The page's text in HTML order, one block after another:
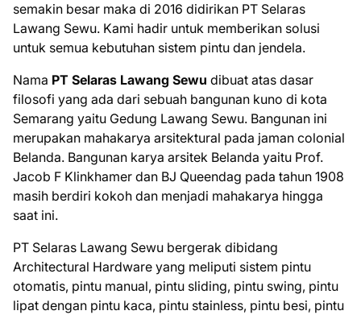
semakin besar maka di 2016 didirikan PT Selaras
Lawang Sewu. Kami hadir untuk memberikan solusi
untuk semua kebutuhan sistem pintu dan jendela.
Nama PT Selaras Lawang Sewu dibuat atas dasar
filosofi yang ada dari sebuah bangunan kuno di kota
Semarang yaitu Gedung Lawang Sewu. Bangunan ini
merupakan mahakarya arsitektural pada jaman colonial
Belanda. Bangunan karya arsitek Belanda yaitu Prof.
Jacob F Klinkhamer dan BJ Queendag pada tahun 1908
masih berdiri kokoh dan menjadi mahakarya hingga
saat ini.
PT Selaras Lawang Sewu bergerak dibidang
Architectural Hardware yang meliputi sistem pintu
otomatis, pintu manual, pintu sliding, pintu swing, pintu
lipat dengan pintu kaca, pintu stainless, pintu besi, pintu